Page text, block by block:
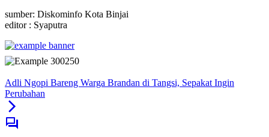
sumber: Diskominfo Kota Binjai
editor : Syaputra
Adli Ngopi Bareng Warga Brandan di Tangsi, Sepakat Ingin
Perubahan